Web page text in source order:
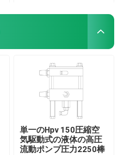
単一のHpv 150圧縮空
気駆動式の液体の高圧
流動ポンプ圧力2250棒